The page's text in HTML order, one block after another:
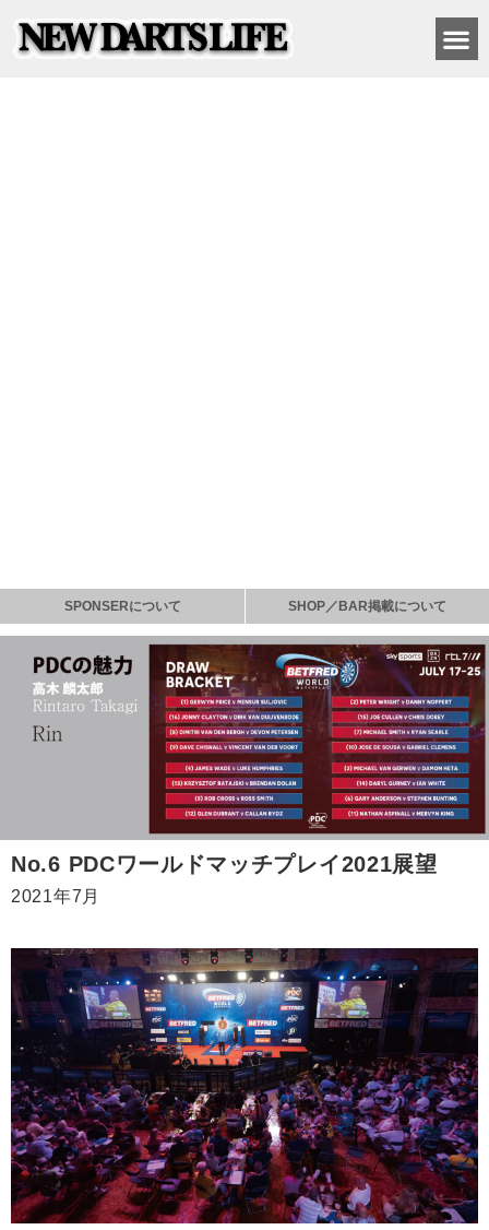
SPONSERについて SHOP／BAR掲載について
No.6 PDCワールドマッチプレイ2021展望
2021年7月